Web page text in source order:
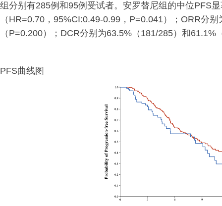
组分别有285例和95例受试者。安罗替尼组的中位PFS
（HR=0.70，95%CI:0.49-0.99，P=0.041）；ORR分
（P=0.200）；DCR分别为63.5%（181/285）和61.1%
PFS曲线图